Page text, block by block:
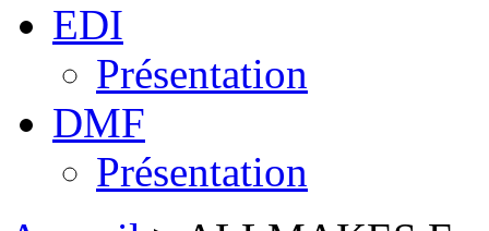
EDI
Présentation
DMF
Présentation